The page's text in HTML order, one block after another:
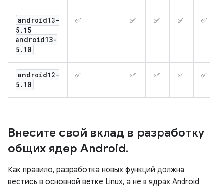
android13-
5. 15
android13-
5. 10
✅ ✅ ✅ ✅ ✅
android12-
5. 10
✅ ✅ ✅ ✅ ✅
Внесите свой вклад в разработку
общих ядер Android.
Как правило, разработка новых функций должна
вестись в основной ветке Linux, а не в ядрах Android.